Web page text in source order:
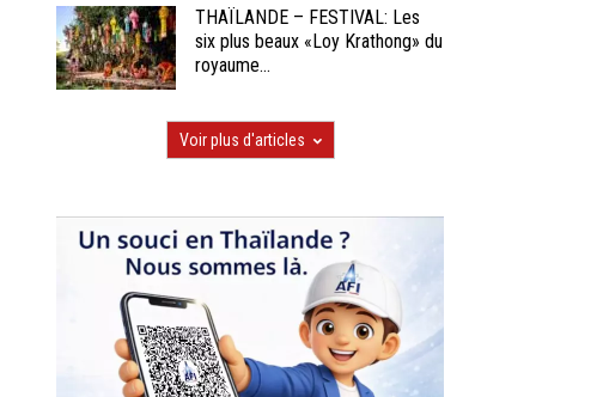
THAÏLANDE – FESTIVAL: Les
six plus beaux «Loy Krathong» du
royaume...
Voir plus d'articles